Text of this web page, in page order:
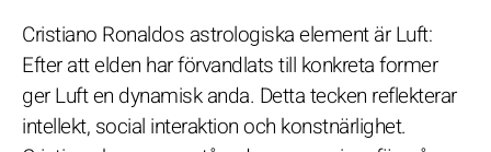
Cristiano Ronaldos astrologiska element är Luft:
Efter att elden har förvandlats till konkreta former
ger Luft en dynamisk anda. Detta tecken reflekterar
intellekt, social interaktion och konstnärlighet.